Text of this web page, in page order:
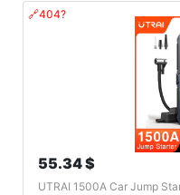
🔗404?
55.34 $
UTRAI 1500A Car Jump